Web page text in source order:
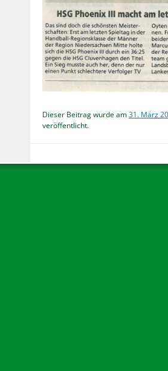
Dieser Beitrag wurde am31. März
veröffentlicht.